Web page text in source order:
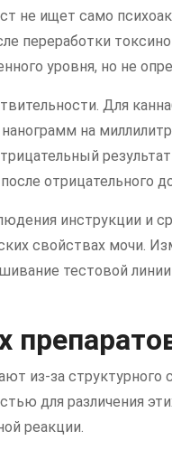
не ищет само
переработки
уровня, но не
Для
на
отрицательного
инструкции и
свойствах мочи.
тестовой
из-за
для различения
реакции.